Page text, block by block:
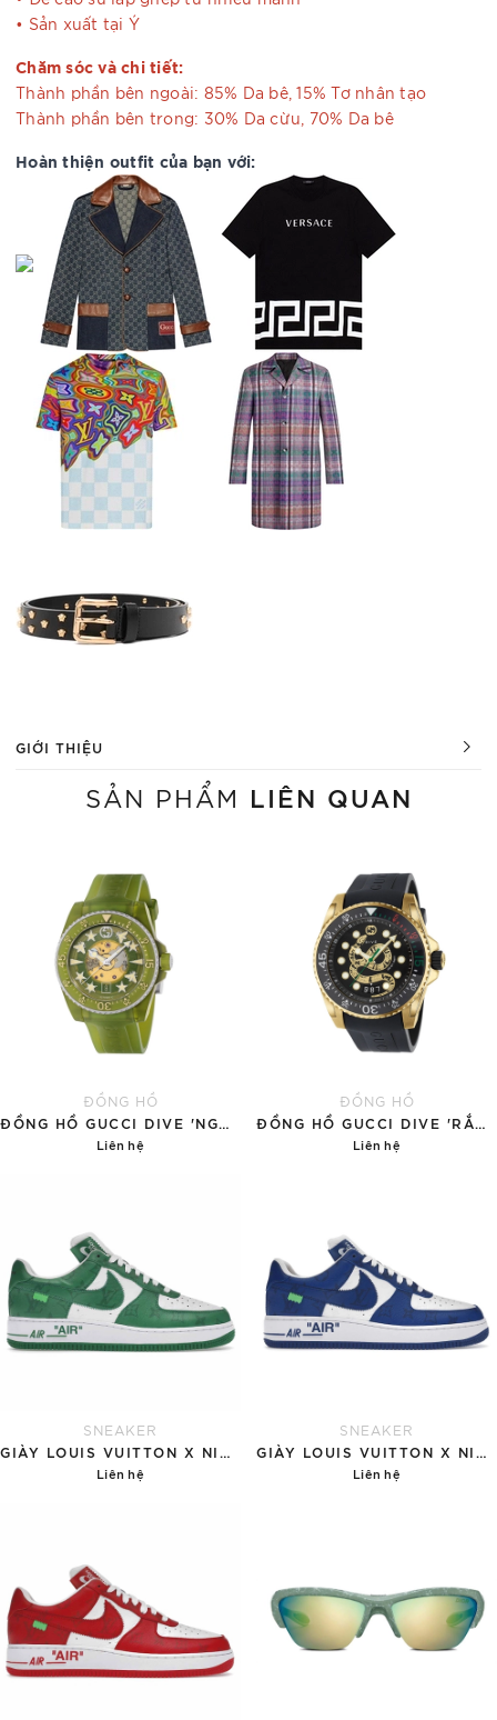
• Sản xuất tại Ý
Chăm sóc và chi tiết:
Thành phần bên ngoài: 85% Da bê, 15% Tơ nhân tạo
Thành phần bên trong: 30% Da cừu, 70% Da bê
Hoàn thiện outfit của bạn với:
GIỚI THIỆU
SẢN PHẨM LIÊN QUAN
ĐỒNG HỒ
ĐỒNG HỒ GUCCI DIVE 'NGỌC BÍCH'
Liên hệ
ĐỒNG HỒ
ĐỒNG HỒ GUCCI DIVE 'RẮN VÀNG'
Liên hệ
SNEAKER
GIÀY LOUIS VUITTON X NIKE AIR FORCE 1 'GREEN'
Liên hệ
SNEAKER
GIÀY LOUIS VUITTON X NIKE AIR FORCE 1 'BLUE'
Liên hệ